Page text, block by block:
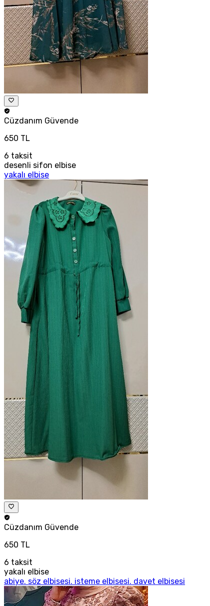
Cüzdanım Güvende
650 TL
6 taksit
desenli sifon elbise
yakalı elbise
Cüzdanım Güvende
650 TL
6 taksit
yakalı elbise
abiye. söz elbisesi. isteme elbisesi. davet elbisesi